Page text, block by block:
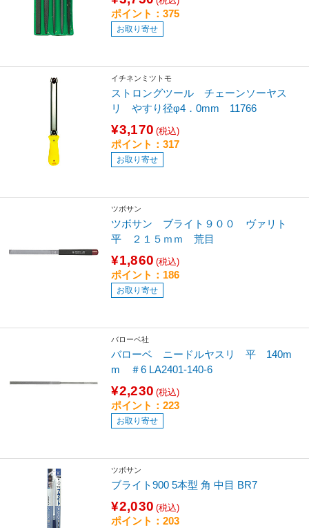
ポイント：375
お取り寄せ
イチネンミツトモ
ストロングツール チェーンソーヤス
リ やすり径φ4．0mm 11766
¥3,170 (税込)
ポイント：317
お取り寄せ
ツボサン
ツボサン ブライト９００ ヴァリト
平 ２１５ｍｍ 荒目
¥1,860 (税込)
ポイント：186
お取り寄せ
バローベ社
バローベ ニードルヤスリ 平 140m
m ＃6 LA2401-140-6
¥2,230 (税込)
ポイント：223
お取り寄せ
ツボサン
ブライト900 5本型 角 中目 BR7
¥2,030 (税込)
ポイント：203